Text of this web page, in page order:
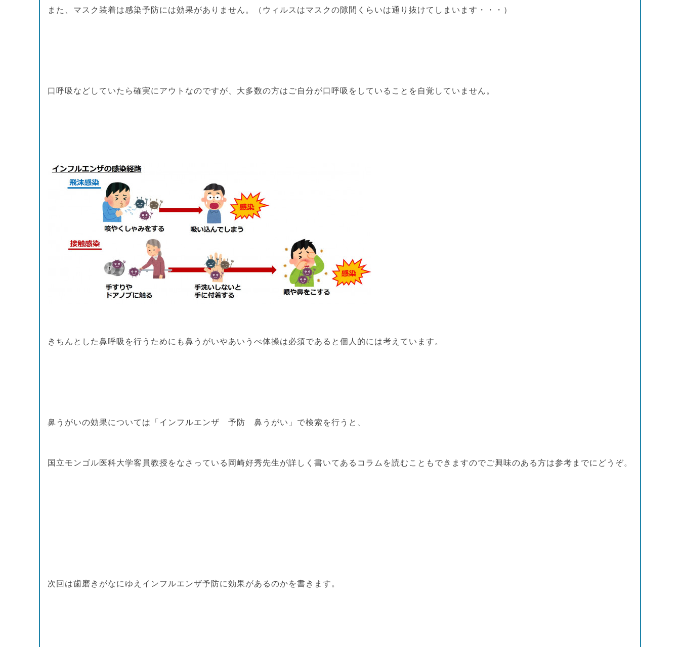
また、マスク装着は感染予防には効果がありません。（ウィルスはマスクの隙間くらいは通り抜けてしまいます・・・）
口呼吸などしていたら確実にアウトなのですが、大多数の方はご自分が口呼吸をしていることを自覚していません。
きちんとした鼻呼吸を行うためにも鼻うがいやあいうべ体操は必須であると個人的には考えています。
鼻うがいの効果については「インフルエンザ 予防 鼻うがい」で検索を行うと、
国立モンゴル医科大学客員教授をなさっている岡崎好秀先生が詳しく書いてあるコラムを読むこともできますのでご興味のある方は参考までにどうぞ。
次回は歯磨きがなにゆえインフルエンザ予防に効果があるのかを書きます。